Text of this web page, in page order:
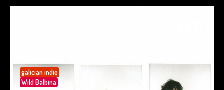
galician indie
Wild Balbina